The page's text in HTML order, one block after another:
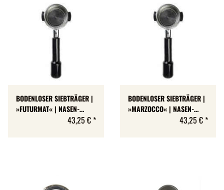
BODENLOSER SIEBTRÄGER |
»FUTURMAT« | NASEN-
43,25 € *
BODENLOSER SIEBTRÄGER |
»MARZOCCO« | NASEN-
43,25 € *